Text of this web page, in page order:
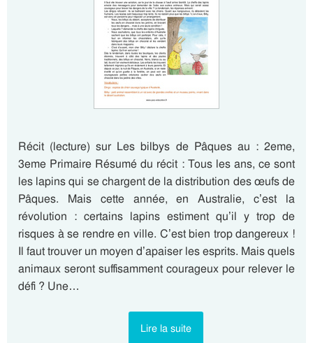
Récit (lecture) sur Les bilbys de Pâques au : 2eme,
3eme Primaire Résumé du récit : Tous les ans, ce sont
les lapins qui se chargent de la distribution des œufs de
Pâques. Mais cette année, en Australie, c’est la
révolution : certains lapins estiment qu’il y trop de
risques à se rendre en ville. C’est bien trop dangereux !
Il faut trouver un moyen d’apaiser les esprits. Mais quels
animaux seront suffisamment courageux pour relever le
défi ? Une…
Lire la suite